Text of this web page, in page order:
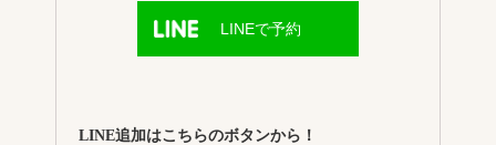
LINEで予約
LINE追加はこちらのボタンから！